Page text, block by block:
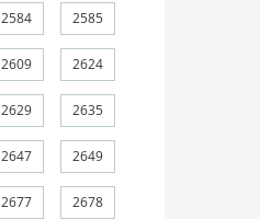
2584 2585
2609 2624
2629 2635
2647 2649
2677 2678